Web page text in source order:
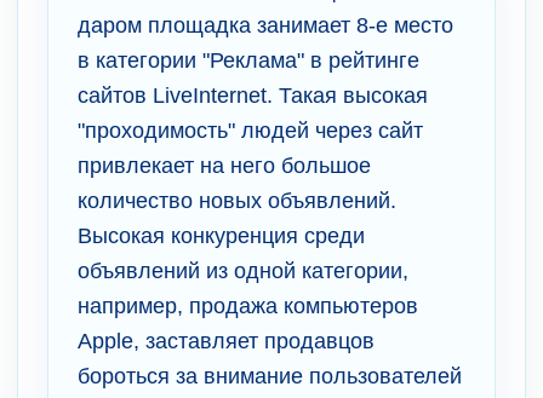
даром площадка занимает 8-е место
в категории "Реклама" в рейтинге
сайтов LiveInternet. Такая высокая
"проходимость" людей через сайт
привлекает на него большое
количество новых объявлений.
Высокая конкуренция среди
объявлений из одной категории,
например, продажа компьютеров
Apple, заставляет продавцов
бороться за внимание пользователей